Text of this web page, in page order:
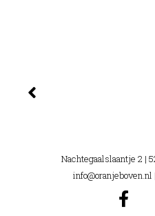
Nachtegaalslaantje 2 |
info@oranjeboven.nl